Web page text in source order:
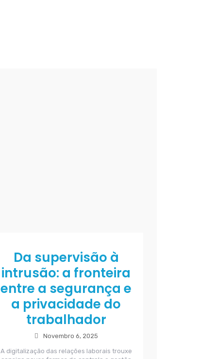
Da supervisão à
intrusão: a fronteira
entre a segurança e
a privacidade do
trabalhador
Novembro 6, 2025
A digitalização das relações laborais trouxe